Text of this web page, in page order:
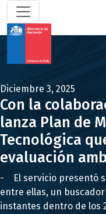
Diciembre 3, 2025
Con la
lanza Plan de
Tecnológica
evaluación
- El servicio presentó
entre ellas, un
instantes dentro de los